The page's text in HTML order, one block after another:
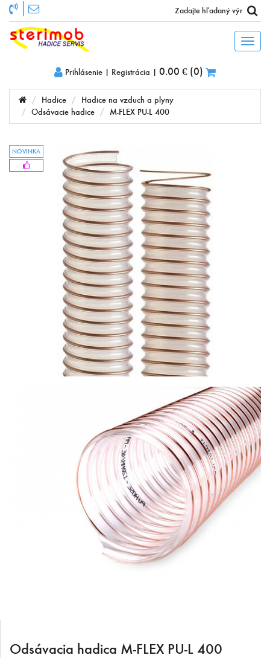
Prihlásenie | Registrácia | 0.00 € (0)
Hadice
Hadice na vzduch a plyny
Odsávacie hadice
M-FLEX PU-L 400
NOVINKA
Odsávacia hadica M-FLEX PU-L 400